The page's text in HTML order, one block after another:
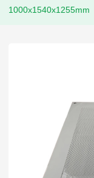
1000x1540x1255mm